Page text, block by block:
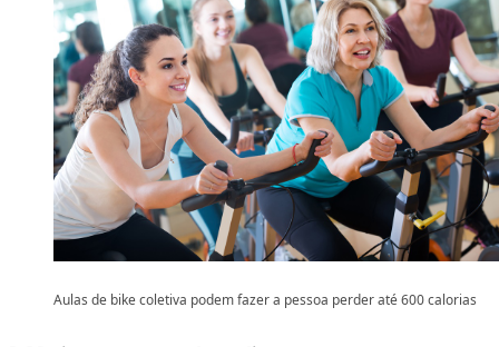
Aulas de bike coletiva podem fazer a pessoa perder até 600 calorias